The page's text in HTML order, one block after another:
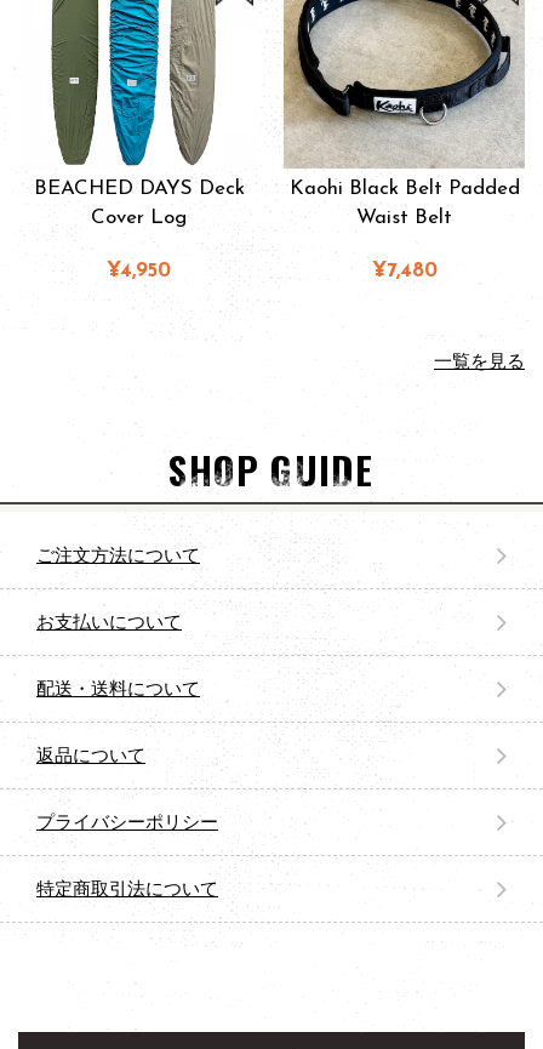
BEACHED DAYS Deck
Cover Log
¥4,950
Kaohi Black Belt Padded
Waist Belt
¥7,480
一覧を見る
SHOP GUIDE
ご注文方法について
お支払いについて
配送・送料について
返品について
プライバシーポリシー
特定商取引法について